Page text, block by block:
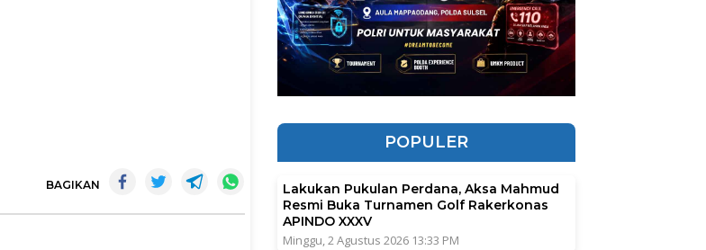
BAGIKAN
POPULER
Lakukan Pukulan Perdana, Aksa Mahmud
Resmi Buka Turnamen Golf Rakerkonas
APINDO XXXV
Minggu, 2 Agustus 2026 13:33 PM